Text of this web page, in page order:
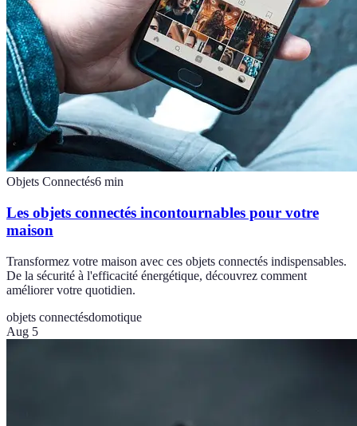
Objets Connectés6 min
Les objets connectés incontournables pour votre
maison
Transformez votre maison avec ces objets connectés indispensables.
De la sécurité à l'efficacité énergétique, découvrez comment
améliorer votre quotidien.
objets connectésdomotique
Aug 5